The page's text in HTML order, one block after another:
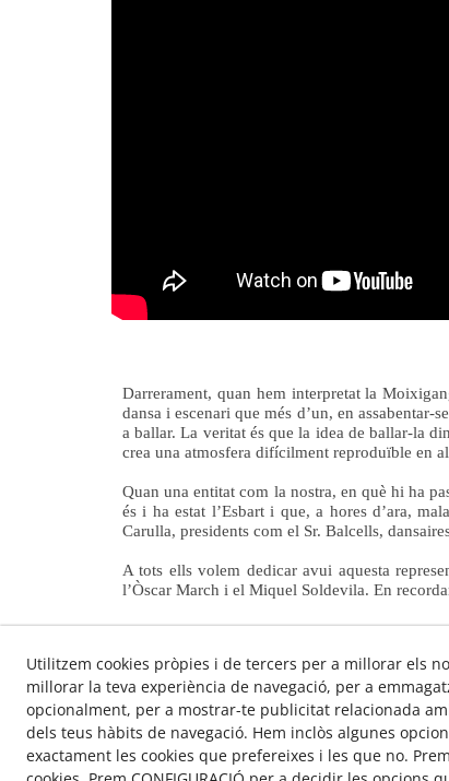
Darrerament, quan hem interpretat la
dansa i escenari que més d’un, en
a ballar. La veritat és que la idea de ballar-la
crea una atmosfera difícilment reproduïble en
Quan una entitat com la nostra, en què hi ha
és i ha estat l’Esbart i que, a hores d’ara,
Carulla, presidents com el Sr. Balcells,
A tots ells volem dedicar avui aquesta
l’Òscar March i el Miquel Soldevila. En
© 08/2026 QR View - Tots els drets reservats.
Política de Privacitat Política de Cookies
Utilitzem cookies pròpies i de tercers per a millorar els
millorar la teva experiència de navegació, per a
opcionalment, per a mostrar-te publicitat relacionada
dels teus hàbits de navegació. Hem inclòs algunes
exactament les cookies que prefereixes i les que no.